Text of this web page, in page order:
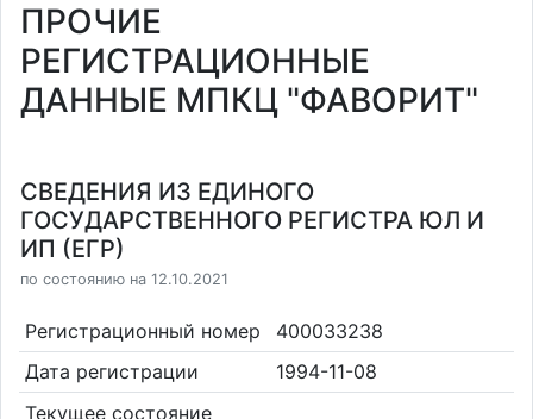
ПРОЧИЕ
РЕГИСТРАЦИОННЫЕ
ДАННЫЕ МПКЦ "ФАВОРИТ"
СВЕДЕНИЯ ИЗ ЕДИНОГО
ГОСУДАРСТВЕННОГО РЕГИСТРА ЮЛ И
ИП (ЕГР)
по состоянию на 12.10.2021
Регистрационный номер
400033238
Дата регистрации
1994-11-08
Текущее состояние